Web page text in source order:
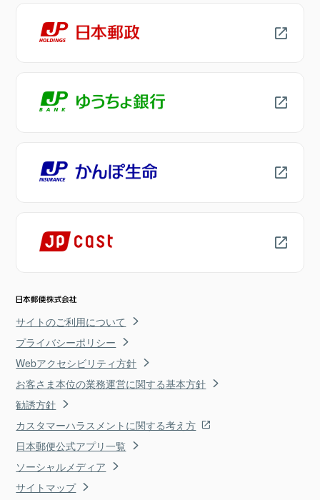
サイトのご利用について
プライバシーポリシー
Webアクセシビリティ方針
お客さま本位の業務運営に関する基本方針
勧誘方針
カスタマーハラスメントに関する考え方
日本郵便公式アプリ一覧
ソーシャルメディア
サイトマップ